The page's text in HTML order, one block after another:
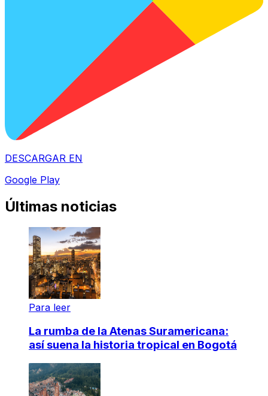
DESCARGAR EN
Google Play
Últimas noticias
Para leer
La rumba de la Atenas Suramericana:
así suena la historia tropical en Bogotá